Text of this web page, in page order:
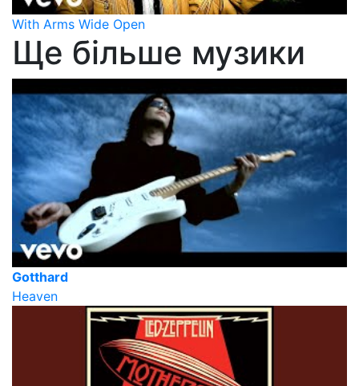
With Arms Wide Open
Ще більше музики
Gotthard
Heaven